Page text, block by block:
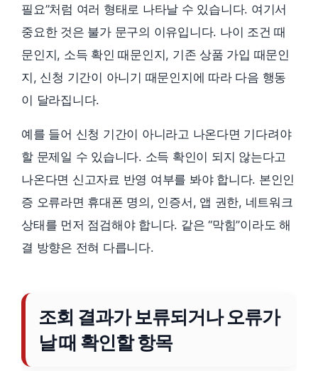
필요”처럼 여러 형태로 나타날 수 있습니다. 여기서
중요한 것은 불가 문구의 이유입니다. 나이 조건 때
문인지, 소득 확인 때문인지, 기존 상품 가입 때문인
지, 신청 기간이 아니기 때문인지에 따라 다음 행동
이 달라집니다.
예를 들어 신청 기간이 아니라고 나온다면 기다려야
할 문제일 수 있습니다. 소득 확인이 되지 않는다고
나온다면 신고자료 반영 여부를 봐야 합니다. 본인인
증 오류라면 휴대폰 명의, 인증서, 앱 권한, 네트워크
상태를 먼저 점검해야 합니다. 같은 “막힘”이라도 해
결 방향은 전혀 다릅니다.
조회 결과가 보류되거나 오류가
날 때 확인할 항목